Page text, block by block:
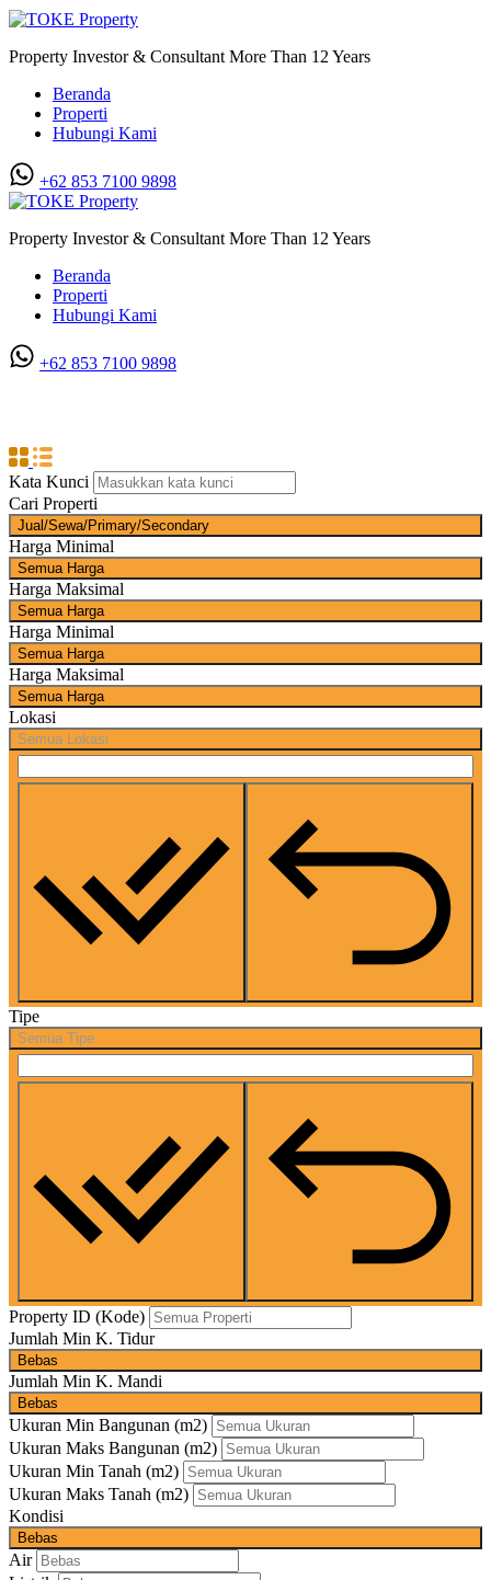
Property Investor & Consultant More Than 12 Years
Beranda
Properti
Hubungi Kami
+62 853 7100 9898‬
Property Investor & Consultant More Than 12 Years
Beranda
Properti
Hubungi Kami
+62 853 7100 9898‬
Kata Kunci
Cari Properti
Jual/Sewa/Primary/Secondary
Harga Minimal
Semua Harga
Harga Maksimal
Semua Harga
Harga Minimal
Semua Harga
Harga Maksimal
Semua Harga
Lokasi
Semua Lokasi
Tipe
Semua Tipe
Property ID (Kode)
Jumlah Min K. Tidur
Bebas
Jumlah Min K. Mandi
Bebas
Ukuran Min Bangunan (m2)
Ukuran Maks Bangunan (m2)
Ukuran Min Tanah (m2)
Ukuran Maks Tanah (m2)
Kondisi
Bebas
Air